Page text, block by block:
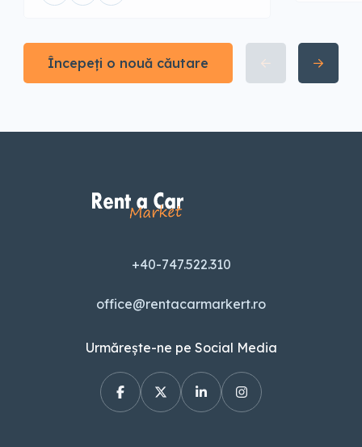
Începeți o nouă căutare
+40-747.522.310
office@rentacarmarkert.ro
Urmărește-ne pe Social Media